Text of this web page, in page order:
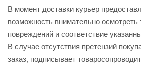
В момент доставки курьер
возможность внимательно осмотреть
повреждений и соответствие
В случае отсутствия претензий
заказ, подписывает